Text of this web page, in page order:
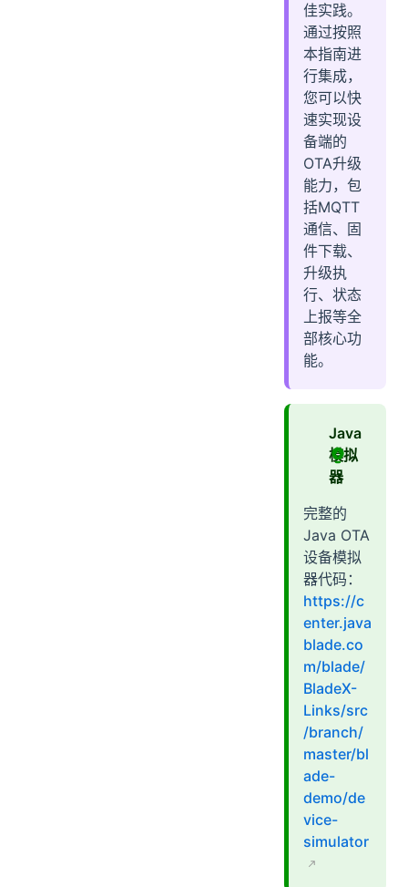
六、OTA处理器实现
1. 项目结构
七、定时任务
1. 任务调度
2. 工具方法
佳实践。
通过按照
本指南进
行集成，
您可以快
速实现设
备端的
OTA升级
能力，包
括MQTT
通信、固
件下载、
升级执
行、状态
上报等全
部核心功
能。
Java
模拟
器
完整的
Java OTA
设备模拟
器代码：
https://c
enter.java
blade.co
m/blade/
BladeX-
Links/src
/branch/
master/bl
ade-
demo/de
vice-
simulator